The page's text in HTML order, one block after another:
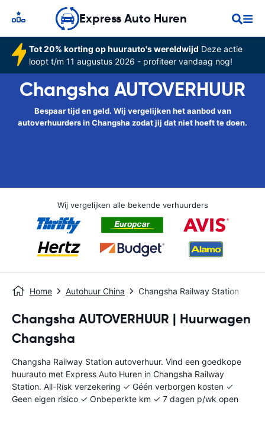
Express Auto Huren
Tot 20% korting op huurauto's wereldwijd Deze actie
loopt t/m 11 augustus 2026 - profiteer vandaag nog!
Changsha AUTOVERHUUR
Bespaar tijd en geld. Wij vergelijken het aanbod van
autoverhuurders in Changsha zodat jij dat niet hoeft te doen.
Wij vergelijken alle bekende verhuurders
Home Autohuur China Changsha Railway Station
Changsha AUTOVERHUUR | Huurwagen
Changsha
Changsha Railway Station autoverhuur. Vind een goedkope
huurauto met Express Auto Huren in Changsha Railway
Station. All-Risk verzekering ✓ Géén verborgen kosten ✓
Geen eigen risico ✓ Onbeperkte km ✓ 7 dagen p/wk open